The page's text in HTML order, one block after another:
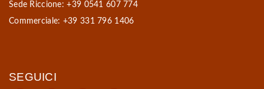
Sede Riccione: +39 0541 607 774
Commerciale: +39 331 796 1406
SEGUICI